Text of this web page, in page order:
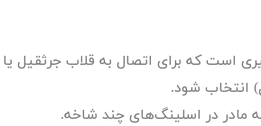
است که برای اتصال به قلاب جرثقیل
انتخاب شود.
مادر در اسلینگ‌های چند شاخه.